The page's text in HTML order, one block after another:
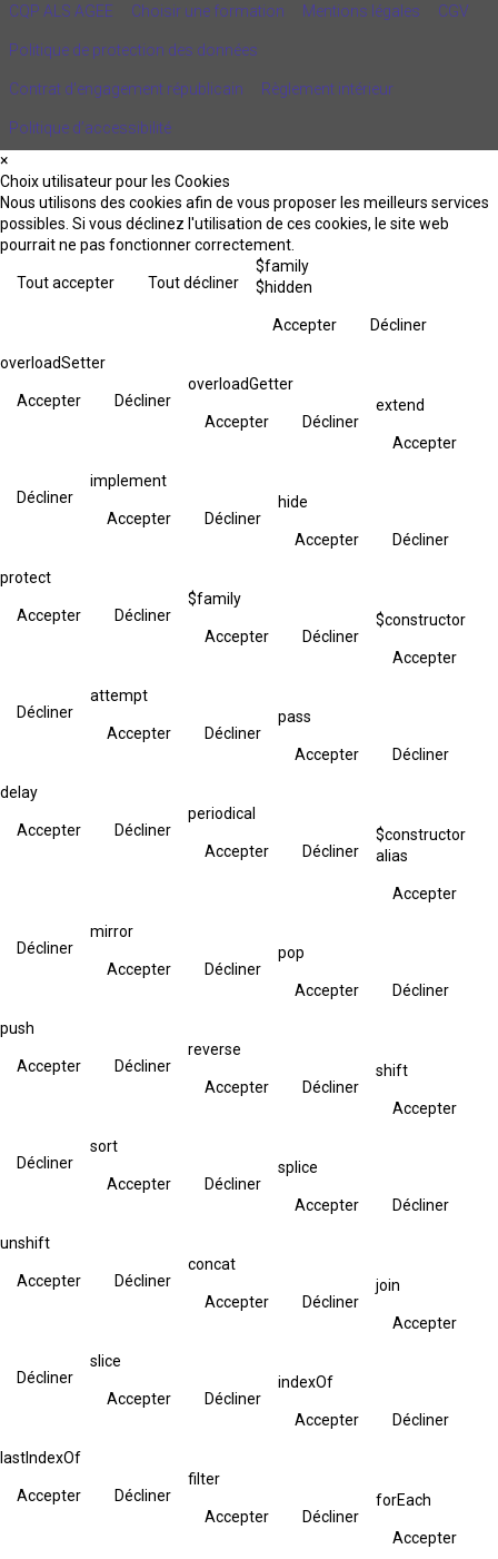
CQP ALS AGEE Choisir une formation Mentions légales CGV
Politique de protection des données
Contrat d'engagement républicain Règlement intérieur
Politique d’accessibilité
×
Choix utilisateur pour les Cookies
Nous utilisons des cookies afin de vous proposer les meilleurs services
possibles. Si vous déclinez l'utilisation de ces cookies, le site web
pourrait ne pas fonctionner correctement.
Tout accepter Tout décliner
$family
$hidden
Accepter Décliner
overloadSetter
Accepter Décliner
overloadGetter
Accepter Décliner
extend
Accepter
Décliner
implement
Accepter Décliner
hide
Accepter Décliner
protect
Accepter Décliner
$family
Accepter Décliner
$constructor
Accepter
Décliner
attempt
Accepter Décliner
pass
Accepter Décliner
delay
Accepter Décliner
periodical
Accepter Décliner
$constructor
alias
Accepter
Décliner
mirror
Accepter Décliner
pop
Accepter Décliner
push
Accepter Décliner
reverse
Accepter Décliner
shift
Accepter
Décliner
sort
Accepter Décliner
splice
Accepter Décliner
unshift
Accepter Décliner
concat
Accepter Décliner
join
Accepter
Décliner
slice
Accepter Décliner
indexOf
Accepter Décliner
lastIndexOf
Accepter Décliner
filter
Accepter Décliner
forEach
Accepter